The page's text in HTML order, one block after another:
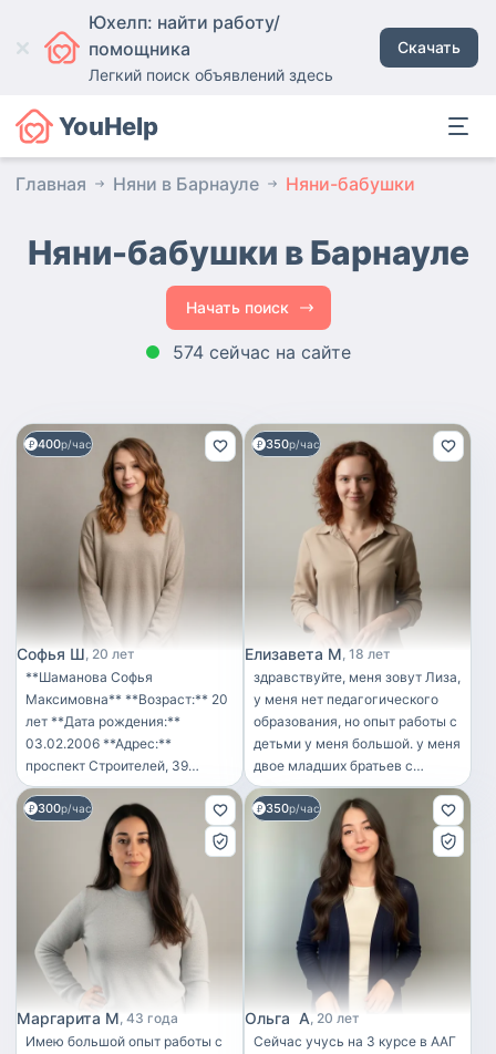
Юхелп: найти работу/
помощника
Легкий поиск объявлений здесь
Скачать
YouHelp
Главная Няни в Барнауле Няни-бабушки
Няни-бабушки в Барнауле
Начать поиск
574 сейчас на сайте
400р/час
Софья Ш 20 лет
**Шаманова Софья
Максимовна** **Возраст:** 20
лет **Дата рождения:**
03.02.2006 **Адрес:**
проспект Строителей, 39
**Цель:** няня с
возможностью совмещения
лёгких бытовых обязанностей.
**Образование:** * среднее —
правоохранительные органы.
Курсы « Забота о детях »
**Опыт работы:** Няня в
агентстве (3 года). Работа с
детьми от 1 месяцев.
**Обязанности:** * присмотр
за детьми; * организация игр,
350р/час
Елизавета М 18 лет
здравствуйте, меня зовут Лиза,
у меня нет педагогического
образования, но опыт работы с
детьми у меня большой. у меня
двое младших братьев с
которыми я часто провожу
время, и очень часто
доводилось заниматься с
маленькими детьми друзей/
знакомых. я ответственна,
пунктуальна, умею хорошо
ладить с детьми и быстро
нахожу с ними общий язык.
вообще очень сильно люблю
детей, они ко мне тянутся и я к
300р/час
Маргарита М 43 года
Имею большой опыт работы с
350р/час
Ольга А 20 лет
Сейчас учусь на 3 курсе в ААГ